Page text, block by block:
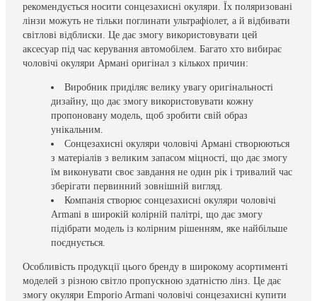
рекомендується носити сонцезахисні окуляри. Їх поляризовані
лінзи можуть не тільки поглинати ультрафіолет, а й відбивати
світлові відблиски. Це дає змогу використовувати цей
аксесуар під час керування автомобілем. Багато хто вибирає
чоловічі окуляри Армані оригінал з кількох причин:
Виробник приділяє велику увагу оригінальності
дизайну, що дає змогу використовувати кожну
пропоновану модель, щоб зробити свій образ
унікальним.
Сонцезахисні окуляри чоловічі Армані створюються
з матеріалів з великим запасом міцності, що дає змогу
їм виконувати своє завдання не один рік і тривалий час
зберігати первинний зовнішній вигляд.
Компанія створює сонцезахисні окуляри чоловічі
Armani в широкій колірній палітрі, що дає змогу
підібрати модель із колірним рішенням, яке найбільше
поєднується.
Особливість продукції цього бренду в широкому асортименті
моделей з різною світло пропускною здатністю лінз. Це дає
змогу окуляри Emporio Armani чоловічі сонцезахисні купити